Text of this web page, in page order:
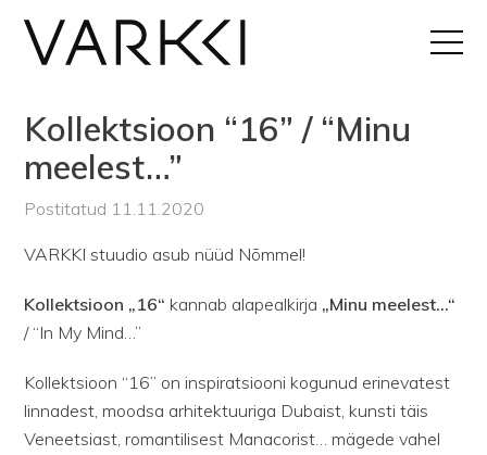
Kollektsioon “16” / “Minu
meelest…”
Postitatud 11.11.2020
VARKKI stuudio asub nüüd Nõmmel!
Kollektsioon „16“ kannab alapealkirja „Minu meelest…“
/ “In My Mind…”
Kollektsioon “16” on inspiratsiooni kogunud erinevatest
linnadest, moodsa arhitektuuriga Dubaist, kunsti täis
Veneetsiast, romantilisest Manacorist… mägede vahel